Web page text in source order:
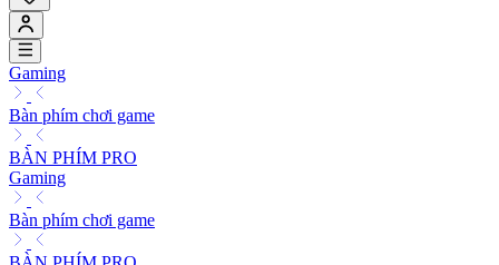
Gaming
Bàn phím chơi game
BÀN PHÍM PRO
Gaming
Bàn phím chơi game